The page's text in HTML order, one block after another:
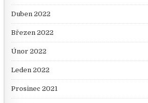
Duben 2022
Březen 2022
Únor 2022
Leden 2022
Prosinec 2021